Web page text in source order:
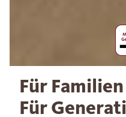
Für
Für